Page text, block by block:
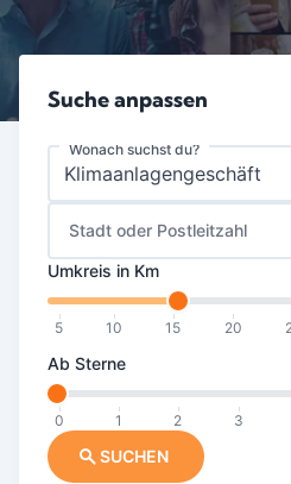
Suche anpassen
Wonach suchst du?
Stadt oder Postleitzahl
Umkreis in Km
5 10 15 20
Ab Sterne
0 1 2 3
SUCHEN